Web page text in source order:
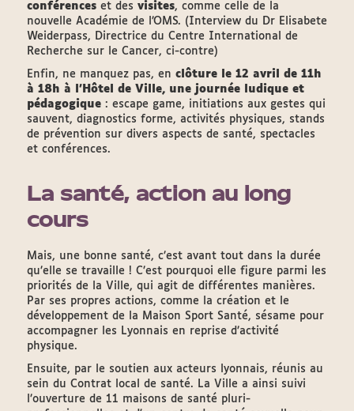
conférences et des visites, comme celle de la
nouvelle Académie de l’OMS. (Interview du Dr Elisabete
Weiderpass, Directrice du Centre International de
Recherche sur le Cancer, ci-contre)
Enfin, ne manquez pas, en clôture le 12 avril de 11h
à 18h à l’Hôtel de Ville, une journée ludique et
pédagogique : escape game, initiations aux gestes qui
sauvent, diagnostics forme, activités physiques, stands
de prévention sur divers aspects de santé, spectacles
et conférences.
La santé, action au long
cours
Mais, une bonne santé, c’est avant tout dans la durée
qu’elle se travaille ! C’est pourquoi elle figure parmi les
priorités de la Ville, qui agit de différentes manières.
Par ses propres actions, comme la création et le
développement de la Maison Sport Santé, sésame pour
accompagner les Lyonnais en reprise d’activité
physique.
Ensuite, par le soutien aux acteurs lyonnais, réunis au
sein du Contrat local de santé. La Ville a ainsi suivi
l’ouverture de 11 maisons de santé pluri-